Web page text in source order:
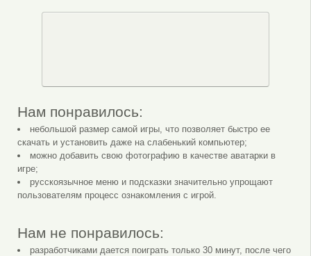
Нам понравилось:
небольшой размер самой игры, что позволяет быстро ее
скачать и установить даже на слабенький компьютер;
можно добавить свою фотографию в качестве аватарки в
игре;
русскоязычное меню и подсказки значительно упрощают
пользователям процесс ознакомления с игрой.
Нам не понравилось:
разработчиками дается поиграть только 30 минут, после чего